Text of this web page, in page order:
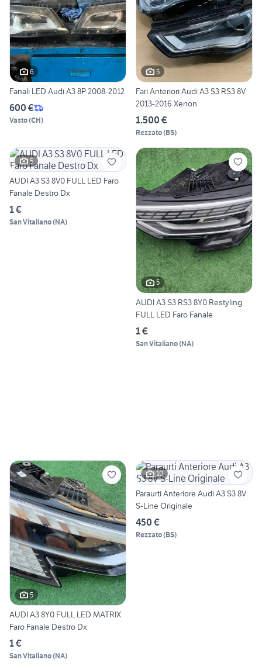
6
Fanali LED Audi A3 8P 2008-2012
600 €
Vasto(CH)
5
Fari Anteriori Audi A3 S3 RS3 8V
2013-2016 Xenon
1.500 €
Rezzato(BS)
5
AUDI A3 S3 8V0 FULL LED Faro
Fanale Destro Dx
1 €
San Vitaliano(NA)
5
AUDI A3 S3 RS3 8Y0 Restyling
FULL LED Faro Fanale
1 €
San Vitaliano(NA)
5
AUDI A3 8Y0 FULL LED MATRIX
Faro Fanale Destro Dx
1 €
San Vitaliano(NA)
10
Paraurti Anteriore Audi A3 S3 8V
S-Line Originale
450 €
Rezzato(BS)